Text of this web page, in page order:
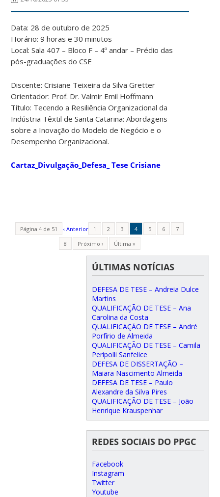
Data: 28 de outubro de 2025
Horário: 9 horas e 30 minutos
Local: Sala 407 – Bloco F – 4º andar – Prédio das
pós-graduações do CSE
Discente: Crisiane Teixeira da Silva Gretter
Orientador: Prof. Dr. Valmir Emil Hoffmann
Título: Tecendo a Resiliência Organizacional da
Indústria Têxtil de Santa Catarina: Abordagens
sobre a Inovação do Modelo de Negócio e o
Desempenho Organizacional.
Cartaz_Divulgação_Defesa_ Tese Crisiane
Página 4 de 51 ‹ Anterior 1 2 3 4 5 6
7
8
Próximo › Última »
ÚLTIMAS NOTÍCIAS
DEFESA DE TESE – Andreia Dulce
Martins
QUALIFICAÇÃO DE TESE – Ana
Carolina da Costa
QUALIFICAÇÃO DE TESE – André
Porfírio de Almeida
QUALIFICAÇÃO DE TESE – Camila
Peripolli Sanfelice
DEFESA DE DISSERTAÇÃO –
Maiara Nascimento Almeida
DEFESA DE TESE – Paulo
Alexandre da Silva Pires
QUALIFICAÇÃO DE TESE – João
Henrique Krauspenhar
REDES SOCIAIS DO PPGC
Facebook
Instagram
Twitter
Youtube